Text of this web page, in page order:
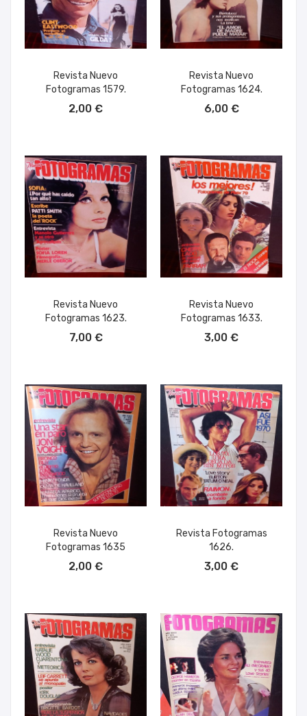
Revista Nuevo
Fotogramas 1579.
2,00 €
Revista Nuevo
Fotogramas 1624.
6,00 €
Revista Nuevo
Fotogramas 1623.
7,00 €
Revista Nuevo
Fotogramas 1633.
3,00 €
Revista Nuevo
Fotogramas 1635
2,00 €
Revista Fotogramas
1626.
3,00 €